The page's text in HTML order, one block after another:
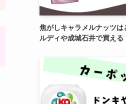
焦がしキャラメルナッツは
ルディや成城石井で買える